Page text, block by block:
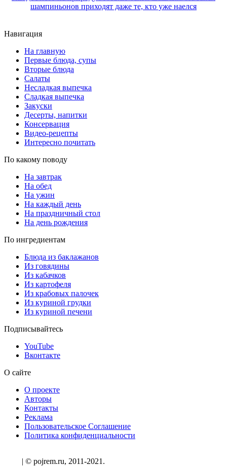
шампиньонов приходят даже те, кто уже наелся
Навигация
На главную
Первые блюда, супы
Вторые блюда
Салаты
Несладкая выпечка
Сладкая выпечка
Закуски
Десерты, напитки
Консервация
Видео-рецепты
Интересно почитать
По какому поводу
На завтрак
На обед
На ужин
На каждый день
На праздничный стол
На день рождения
По ингредиентам
Блюда из баклажанов
Из говядины
Из кабачков
Из картофеля
Из крабовых палочек
Из куриной грудки
Из куриной печени
Подписывайтесь
YouTube
Вконтакте
О сайте
О проекте
Авторы
Контакты
Реклама
Пользовательское Соглашение
Политика конфиденциальности
| © pojrem.ru, 2011-2021.